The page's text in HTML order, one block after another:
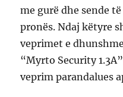
me gurë dhe sende
pronës. Ndaj këtyre
veprimet e
“Myrto Security
veprim parandalues